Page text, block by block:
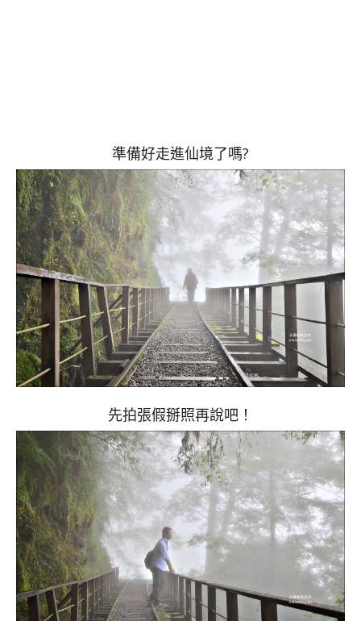
準備好走進仙境了嗎?
先拍張假掰照再說吧！